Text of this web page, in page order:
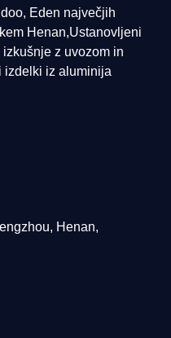
Eden največjih
Henan,Ustanovljeni
z uvozom in
izdelki iz aluminija
Henan,